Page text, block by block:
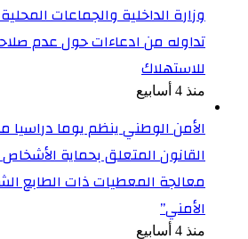
وزارة الداخلية والجماعات
تداوله من ادعاءات حول عدم
للاستهلاك
منذ 4 أسابيع
الأمن الوطني ينظم يوما
القانون المتعلق بحماية
معالجة المعطيات ذات الطابع
الأمني”
منذ 4 أسابيع